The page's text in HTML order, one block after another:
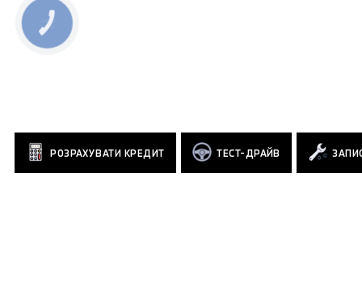
РОЗРАХУВАТИ КРЕДИТ ТЕСТ-ДРАЙВ
КНОПКА
ЗВ'ЯЗКУ